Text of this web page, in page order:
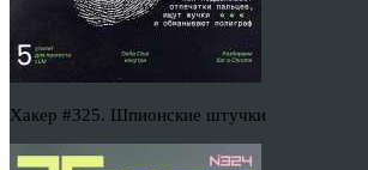
Хакер #325. Шпионские штучки